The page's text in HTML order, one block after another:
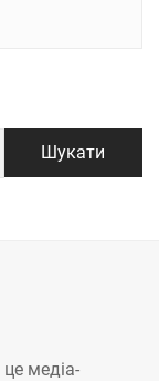
медіа-